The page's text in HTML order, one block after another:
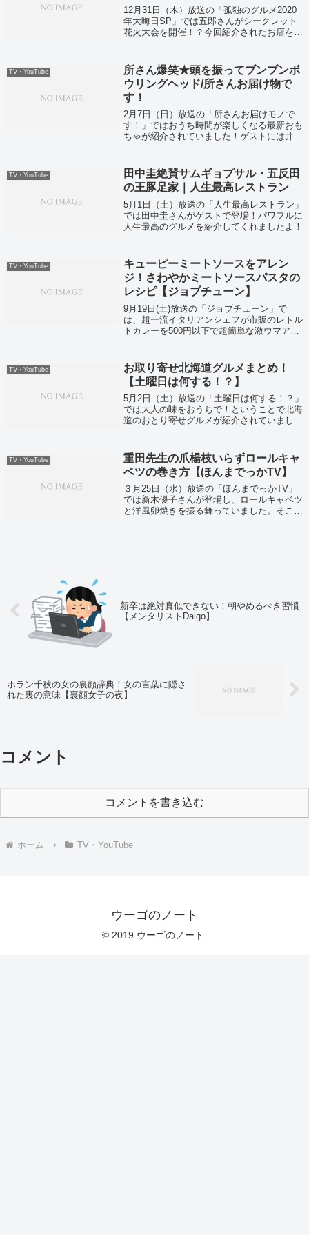
12月31日（木）放送の「孤独のグルメ2020
年大晦日SP」では五郎さんがシークレット
花火大会を開催！？今回紹介されたお店をま
TV・YouTube
所さん爆笑★頭を振ってブンブンボ
ウリングヘッド/所さんお届け物で
す！
2月7日（日）放送の「所さんお届けモノで
す！」ではおうち時間が楽しくなる最新おも
ちゃが紹介されていました！ゲストには井森
TV・YouTube
田中圭絶賛サムギョプサル・五反田
の王豚足家｜人生最高レストラン
5月1日（土）放送の「人生最高レストラン」
では田中圭さんがゲストで登場！パワフルに
人生最高のグルメを紹介してくれましたよ！
TV・YouTube
キューピーミートソースをアレン
ジ！さわやかミートソースパスタの
レシピ【ジョブチューン】
9月19日(土)放送の「ジョブチューン」で
は、超一流イタリアンシェフが市販のレトル
トカレーを500円以下で超簡単な激ウマアレ
タ」のレシピがこちら！
TV・YouTube
お取り寄せ北海道グルメまとめ！
【土曜日は何する！？】
5月2日（土）放送の「土曜日は何する！？」
では大人の味をおうちで！ということで北海
道のおとり寄せグルメが紹介されていまし
TV・YouTube
重田先生の爪楊枝いらずロールキャ
ベツの巻き方【ほんまでっかTV】
３月25日（水）放送の「ほんまでっかTV」
では新木優子さんが登場し、ロールキャベツ
と洋風卵焼きを振る舞っていました。そこで
新卒は絶対真似できない！朝やめるべき習慣
【メンタリストDaigo】
ホラン千秋の女の裏顔辞典！女の言葉に隠さ
れた裏の意味【裏顔女子の夜】
コメント
コメントを書き込む
ホーム TV・YouTube
ウーゴのノート
© 2019 ウーゴのノート.